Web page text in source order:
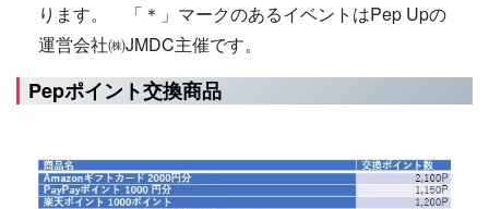
ります。 「＊」マークのあるイベントはPep Upの
運営会社㈱JMDC主催です。
Pepポイント交換商品